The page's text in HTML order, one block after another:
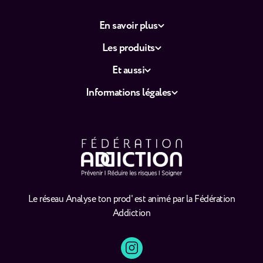
Le réseau Analyse ton prod' est animé par la Fédération
Addiction
En savoir plus
Les produits
Et aussi
Informations légales